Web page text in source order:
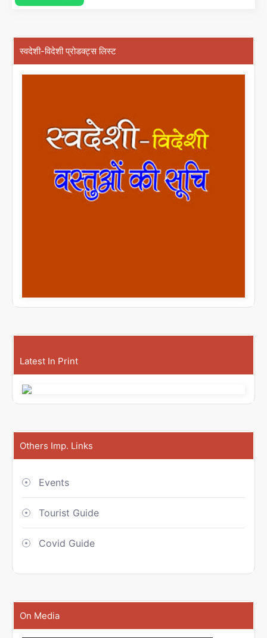
स्वदेशी-विदेशी प्रोडक्ट्स लिस्ट
Latest In Print
Others Imp. Links
Events
Tourist Guide
Covid Guide
On Media